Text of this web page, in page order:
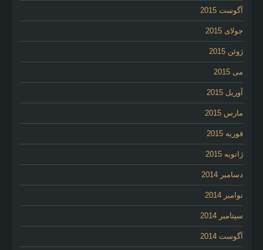
آگوست 2015
جولای 2015
ژوئن 2015
می 2015
آوریل 2015
مارس 2015
فوریه 2015
ژانویه 2015
دسامبر 2014
نوامبر 2014
سپتامبر 2014
آگوست 2014